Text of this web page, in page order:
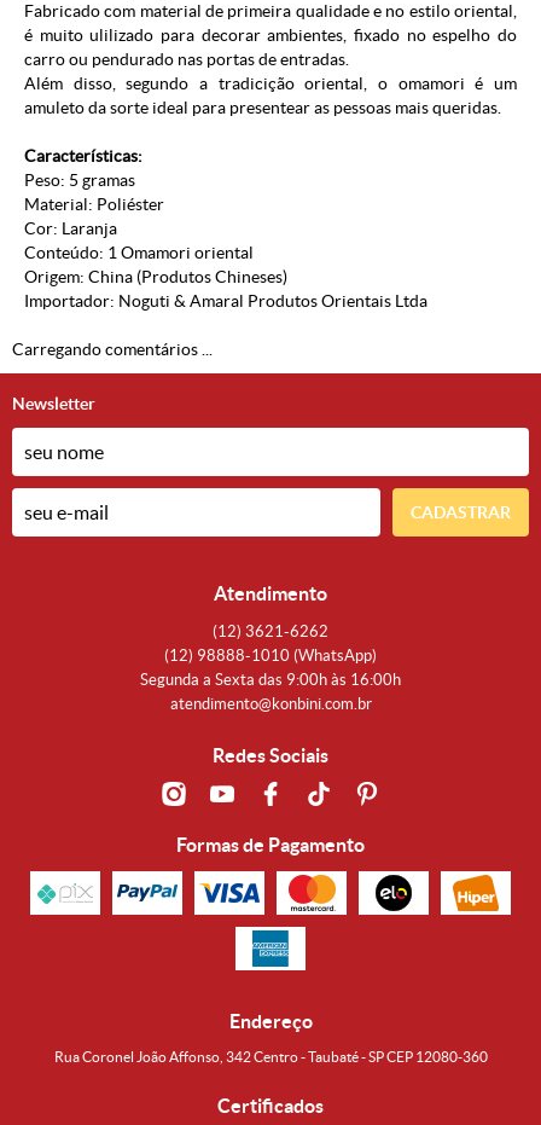
Fabricado com material de primeira qualidade e no estilo oriental,
é muito ulilizado para decorar ambientes, fixado no espelho do
carro ou pendurado nas portas de entradas.
Além disso, segundo a tradicição oriental, o omamori é um
amuleto da sorte ideal para presentear as pessoas mais queridas.
Características:
Peso: 5 gramas
Material: Poliéster
Cor: Laranja
Conteúdo: 1 Omamori oriental
Origem: China (Produtos Chineses)
Importador: Noguti & Amaral Produtos Orientais Ltda
Carregando comentários ...
Newsletter
CADASTRAR
Atendimento
(12) 3621-6262
(12) 98888-1010 (WhatsApp)
Segunda a Sexta das 9:00h às 16:00h
atendimento@konbini.com.br
Redes Sociais
Formas de Pagamento
Endereço
Rua Coronel João Affonso, 342 Centro - Taubaté - SP CEP 12080-360
Certificados